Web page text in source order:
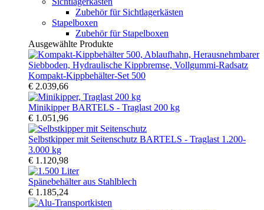
Zubehör für Sichtlagerkästen
Stapelboxen
Zubehör für Stapelboxen
Ausgewählte Produkte
Kompakt-Kippbehälter-Set 500
€ 2.039,66
Minikipper BARTELS - Traglast 200 kg
€ 1.051,96
Selbstkipper mit Seitenschutz BARTELS - Traglast 1.200-
3.000 kg
€ 1.120,98
Spänebehälter aus Stahlblech
€ 1.185,24